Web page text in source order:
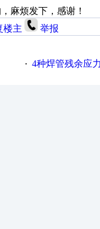
麻烦发下，感谢！
楼主 举报
· 4种焊管残余应